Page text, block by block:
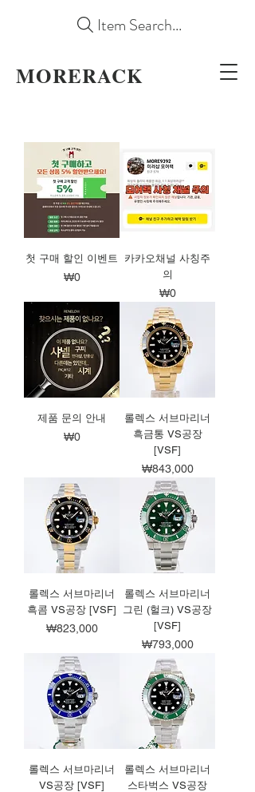
MORERACK
Item Search...
첫 구매 할인 이벤트
가격
₩0
카카오채널 사칭주
의
가격
₩0
제품 문의 안내
가격
₩0
롤렉스 서브마리너
흑금통 VS공장
[VSF]
가격
₩843,000
롤렉스 서브마리너
흑콤 VS공장 [VSF]
가격
₩823,000
롤렉스 서브마리너
그린 (헐크) VS공장
[VSF]
가격
₩793,000
롤렉스 서브마리너
VS공장 [VSF]
롤렉스 서브마리너
스타벅스 VS공장